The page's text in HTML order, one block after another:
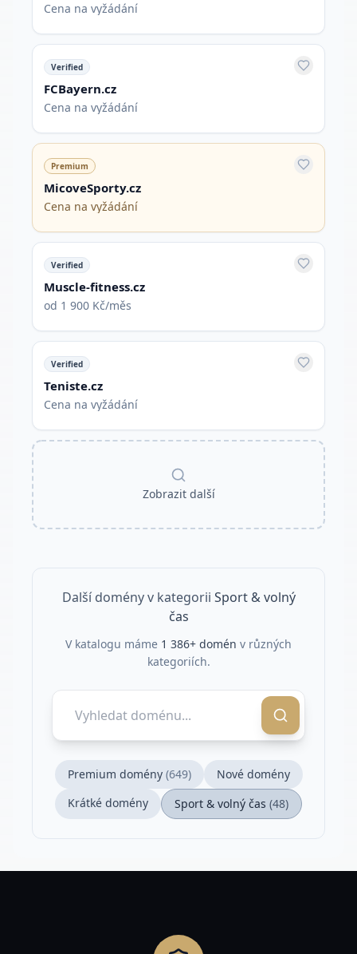
Cena na vyžádání
Verified
FCBayern.cz
Cena na vyžádání
Premium
MicoveSporty.cz
Cena na vyžádání
Verified
Muscle-fitness.cz
od 1 900 Kč/měs
Verified
Teniste.cz
Cena na vyžádání
Zobrazit další
Další domény v kategorii Sport & volný
čas
V katalogu máme 1 386+ domén v různých
kategoriích.
Premium domény (649)
Nové domény
Krátké domény
Sport & volný čas (48)